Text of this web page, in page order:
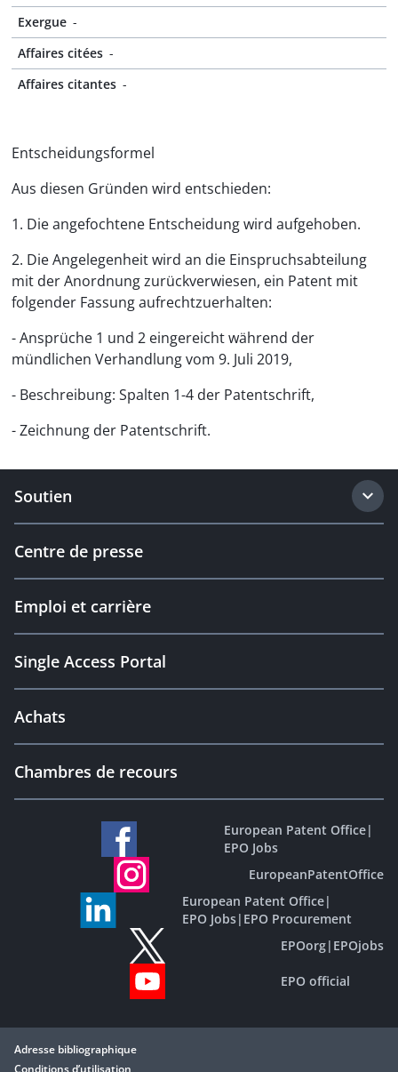
Exergue -
Affaires citées -
Affaires citantes -
Entscheidungsformel
Aus diesen Gründen wird entschieden:
1. Die angefochtene Entscheidung wird aufgehoben.
2. Die Angelegenheit wird an die Einspruchsabteilung
mit der Anordnung zurückverwiesen, ein Patent mit
folgender Fassung aufrechtzuerhalten:
- Ansprüche 1 und 2 eingereicht während der
mündlichen Verhandlung vom 9. Juli 2019,
- Beschreibung: Spalten 1-4 der Patentschrift,
- Zeichnung der Patentschrift.
Soutien
Centre de presse
Emploi et carrière
Single Access Portal
Achats
Chambres de recours
European Patent Office|
EPO Jobs
EuropeanPatentOffice
European Patent Office|
EPO Jobs| EPO Procurement
EPOorg| EPOjobs
EPO official
Adresse bibliographique
Conditions d’utilisation